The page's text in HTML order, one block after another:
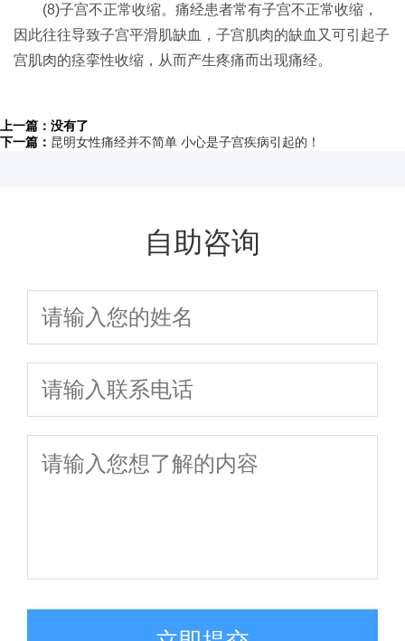
(8)子宫不正常收缩。痛经患者常有子宫不正常收缩，
因此往往导致子宫平滑肌缺血，子宫肌肉的缺血又可引起子
宫肌肉的痉挛性收缩，从而产生疼痛而出现痛经。
上一篇：没有了
下一篇： 昆明女性痛经并不简单 小心是子宫疾病引起的！
自助咨询